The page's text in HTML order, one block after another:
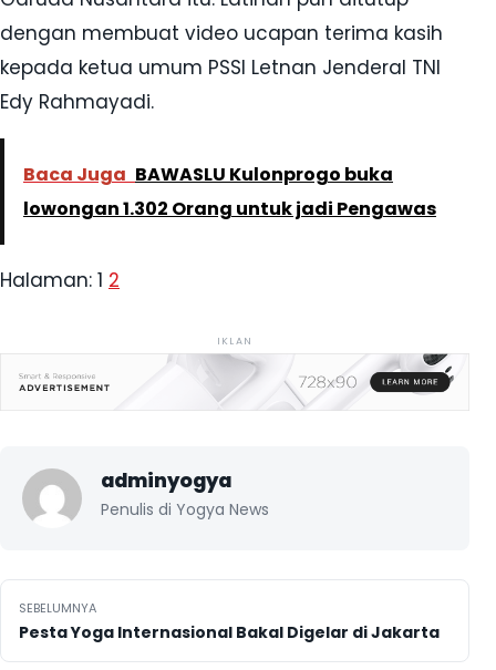
dengan membuat video ucapan terima kasih
kepada ketua umum PSSI Letnan Jenderal TNI
Edy Rahmayadi.
Baca Juga BAWASLU Kulonprogo buka
lowongan 1.302 Orang untuk jadi Pengawas
Halaman: 1 2
IKLAN
adminyogya
Penulis di Yogya News
Navigasi pos
SEBELUMNYA
Pesta Yoga Internasional Bakal Digelar di Jakarta